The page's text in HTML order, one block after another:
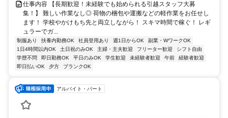
仕事内容 【長期歓迎！未経験でも始められる引越スタッフ大募
集！】 難しい作業なし◎ 荷物の梱包や運搬などの軽作業をお任せし
ます！ 学校やかけもち先と両立しながら！ スキマ時間で稼ぐ！ レギ
ュラーでガ...
制服あり 扶養内勤務OK 社員登用あり 週1日からOK
副業・WワークOK
1日4時間以内OK
土日祝のみOK 主婦・主夫歓迎 フリーター歓迎
シフト自由
学歴不問
即日勤務OK 平日のみOK 学生歓迎 未経験者歓迎 午前
経験者歓迎
即日払いOK
夕方 ブランクOK
アルバイト・パート